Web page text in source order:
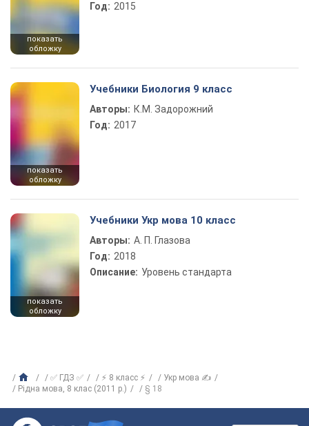
показать
обложку
Год: 2015
показать
обложку
Учебники Биология 9 класс
Авторы: К.М. Задорожний
Год: 2017
показать
обложку
Учебники Укр мова 10 класс
Авторы: А. П. Глазова
Год: 2018
Описание: Уровень стандарта
✅ ГДЗ ✅ ⚡ 8 класс ⚡
Укр мова ✍
Рідна мова, 8 клас (2011 р.)
§ 18